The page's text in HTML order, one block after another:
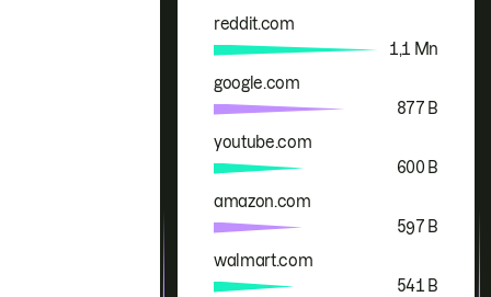
Marka Bahsetmeler
reddit.com
1,1 Mn
google.com
877 B
youtube.com
600 B
amazon.com
597 B
walmart.com
541 B